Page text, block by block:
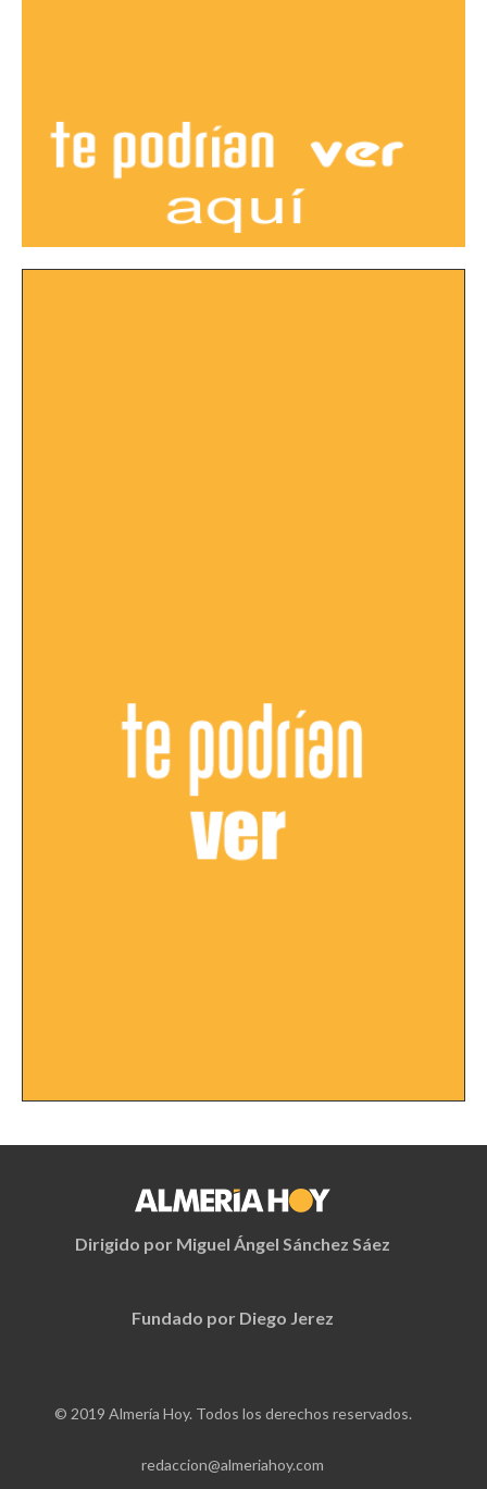
Dirigido por Miguel Ángel Sánchez Sáez
Fundado por Diego Jerez
© 2019 Almería Hoy. Todos los derechos reservados.
redaccion@almeriahoy.com